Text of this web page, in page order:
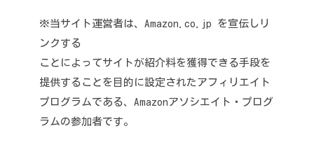
※当サイト運営者は、Amazon.co.jp を宣伝しリ
ンクする
ことによってサイトが紹介料を獲得できる手段を
提供することを目的に設定されたアフィリエイト
プログラムである、Amazonアソシエイト・プログ
ラムの参加者です。